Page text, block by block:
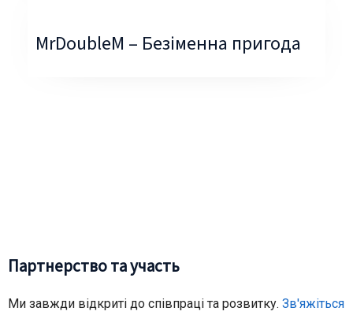
MrDoubleM – Безіменна пригода
Партнерство та участь
Ми завжди відкриті до співпраці та розвитку. Зв'яжіться